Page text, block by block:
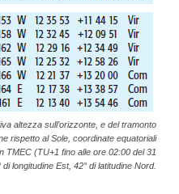
altezza sull’orizzonte, e del tramonto
rispetto al Sole, coordinate equatoriali
TMEC (TU+1 fino alle ore 02:00 del 31
longitudine Est, 42° di latitudine Nord.